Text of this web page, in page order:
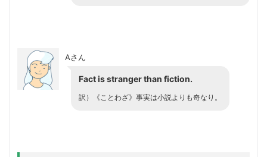
Aさん
Fact is stranger than fiction.
訳）《ことわざ》事実は小説よりも奇なり。